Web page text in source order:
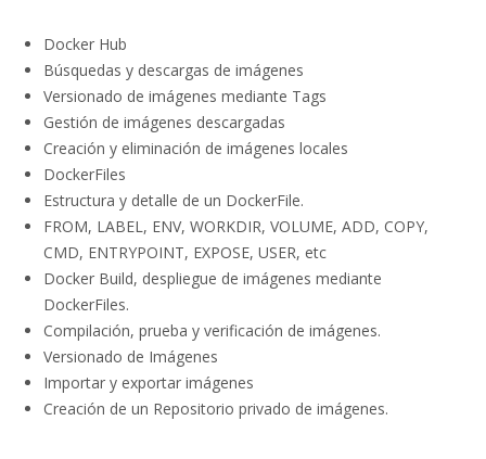
Docker Hub
Búsquedas y descargas de imágenes
Versionado de imágenes mediante Tags
Gestión de imágenes descargadas
Creación y eliminación de imágenes locales
DockerFiles
Estructura y detalle de un DockerFile.
FROM, LABEL, ENV, WORKDIR, VOLUME, ADD, COPY,
CMD, ENTRYPOINT, EXPOSE, USER, etc
Docker Build, despliegue de imágenes mediante
DockerFiles.
Compilación, prueba y verificación de imágenes.
Versionado de Imágenes
Importar y exportar imágenes
Creación de un Repositorio privado de imágenes.